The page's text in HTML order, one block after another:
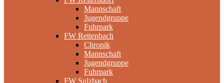
Mannschaft
Jugendgruppe
Fuhrpark
FW Rettenbach
Chronik
Mannschaft
Jugendgruppe
Fuhrpark
FW Sulzbach